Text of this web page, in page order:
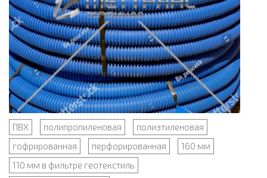
ПВХ полипропиленовая
полиэтиленовая
гофрированная
перфорированная
160 мм
110 мм в фильтре геотекстиль